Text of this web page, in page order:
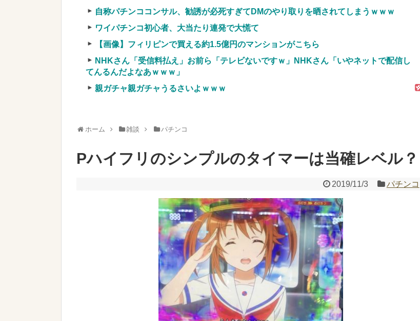
名機が生まれなかった悲しい枠
自称パチンココンサル、勧誘が必死すぎてDMのやり取りを晒されてしまうｗｗｗ
ワイパチンコ初心者、大当たり連発で大慌て
【画像】フィリピンで買える約1.5億円のマンションがこちら
NHKさん「受信料払え」お前ら「テレビないですｗ」NHKさん「いやネットで配信し
てんるんだよなあｗｗｗ」
親ガチャ親ガチャうるさいよｗｗｗ
ホーム 雑談 パチンコ
Pハイフリのシンプルのタイマーは当確レベル？
2019/11/3 パチンコ